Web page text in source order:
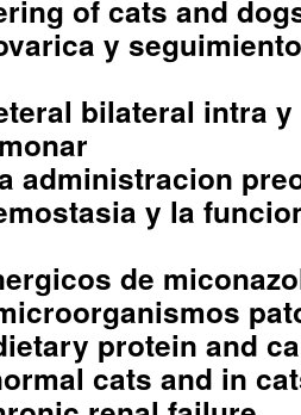
of cats and
y
bilateral intra
administracion
y la
de
protein and
cats and in